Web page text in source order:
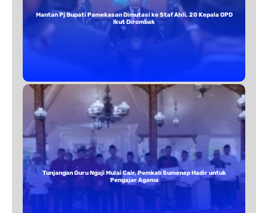
Mantan Pj Bupati Pamekasan Dimutasi ke Staf Ahli, 20 Kepala OPD
Ikut Dirombak
Tunjangan Guru Ngaji Mulai Cair, Pemkab Sumenep Hadir untuk
Pengajar Agama